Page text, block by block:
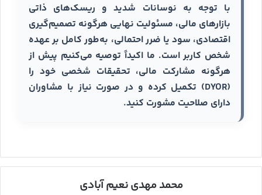
با توجه به نوسانات شدید و ریسک‌های ذاتی
بازارهای مالی، مسئولیت نهایی هرگونه تصمیم‌گیری
اقتصادی، سود یا ضرر احتمالی، به‌طور کامل بر عهده
شخص کاربر است. ما اکیداً توصیه می‌کنیم پیش از
هرگونه مشارکت مالی، تحقیقات شخصی خود را
(DYOR) تکمیل کرده و در صورت نیاز با مشاوران
دارای صلاحیت مشورت کنید.
محمد مهدی نعیم آبادی